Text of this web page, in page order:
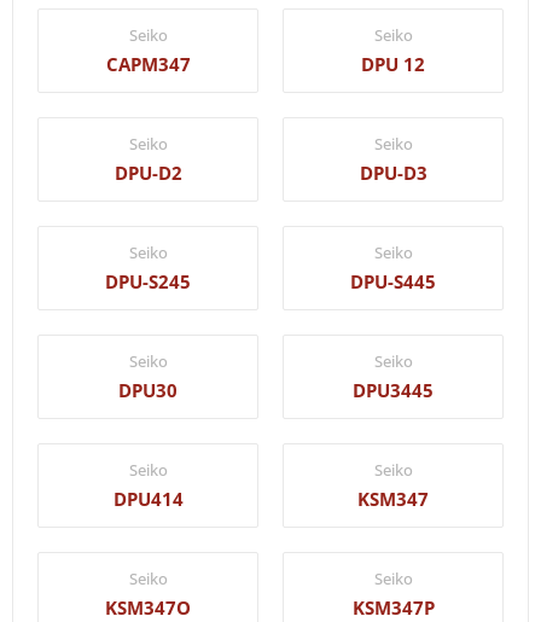
Seiko
CAPM347
Seiko
DPU 12
Seiko
DPU-D2
Seiko
DPU-D3
Seiko
DPU-S245
Seiko
DPU-S445
Seiko
DPU30
Seiko
DPU3445
Seiko
DPU414
Seiko
KSM347
Seiko
KSM347O
Seiko
KSM347P